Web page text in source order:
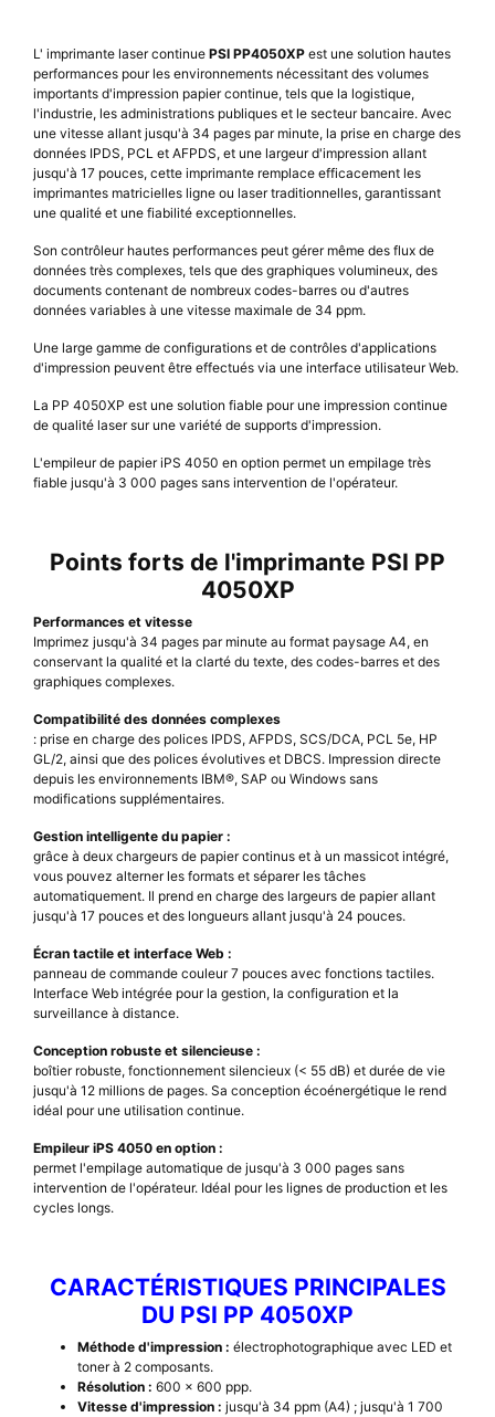
L' imprimante laser continue PSI PP4050XP est une solution hautes
performances pour les environnements nécessitant des volumes
importants d'impression papier continue, tels que la logistique,
l'industrie, les administrations publiques et le secteur bancaire. Avec
une vitesse allant jusqu'à 34 pages par minute, la prise en charge des
données IPDS, PCL et AFPDS, et une largeur d'impression allant
jusqu'à 17 pouces, cette imprimante remplace efficacement les
imprimantes matricielles ligne ou laser traditionnelles, garantissant
une qualité et une fiabilité exceptionnelles.
Son contrôleur hautes performances peut gérer même des flux de
données très complexes, tels que des graphiques volumineux, des
documents contenant de nombreux codes-barres ou d'autres
données variables à une vitesse maximale de 34 ppm.
Une large gamme de configurations et de contrôles d'applications
d'impression peuvent être effectués via une interface utilisateur Web.
La PP 4050XP est une solution fiable pour une impression continue
de qualité laser sur une variété de supports d'impression.
L'empileur de papier iPS 4050 en option permet un empilage très
fiable jusqu'à 3 000 pages sans intervention de l'opérateur.
Points forts de l'imprimante PSI PP
4050XP
Performances et vitesse
Imprimez jusqu'à 34 pages par minute au format paysage A4, en
conservant la qualité et la clarté du texte, des codes-barres et des
graphiques complexes.
Compatibilité des données complexes
: prise en charge des polices IPDS, AFPDS, SCS/DCA, PCL 5e, HP
GL/2, ainsi que des polices évolutives et DBCS. Impression directe
depuis les environnements IBM®, SAP ou Windows sans
modifications supplémentaires.
Gestion intelligente du papier :
grâce à deux chargeurs de papier continus et à un massicot intégré,
vous pouvez alterner les formats et séparer les tâches
automatiquement. Il prend en charge des largeurs de papier allant
jusqu'à 17 pouces et des longueurs allant jusqu'à 24 pouces.
Écran tactile et interface Web :
panneau de commande couleur 7 pouces avec fonctions tactiles.
Interface Web intégrée pour la gestion, la configuration et la
surveillance à distance.
Conception robuste et silencieuse :
boîtier robuste, fonctionnement silencieux (< 55 dB) et durée de vie
jusqu'à 12 millions de pages. Sa conception écoénergétique le rend
idéal pour une utilisation continue.
Empileur iPS 4050 en option :
permet l'empilage automatique de jusqu'à 3 000 pages sans
intervention de l'opérateur. Idéal pour les lignes de production et les
cycles longs.
CARACTÉRISTIQUES PRINCIPALES
DU PSI PP 4050XP
Méthode d'impression : électrophotographique avec LED et
toner à 2 composants.
Résolution : 600 x 600 ppp.
Vitesse d'impression : jusqu'à 34 ppm (A4) ; jusqu'à 1 700